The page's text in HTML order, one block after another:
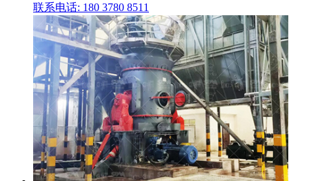
联系电话: 180 3780 8511